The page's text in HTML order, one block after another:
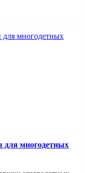
для многодетных